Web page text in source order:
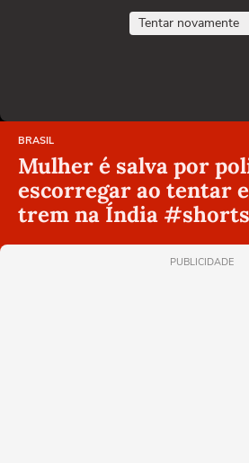
Tentar novamente
BRASIL
Mulher é salva por
escorregar ao tentar
trem na Índia #shorts
PUBLICIDADE